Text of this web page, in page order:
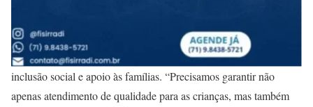
inclusão social e apoio às famílias. “Precisamos garantir não
apenas atendimento de qualidade para as crianças, mas também